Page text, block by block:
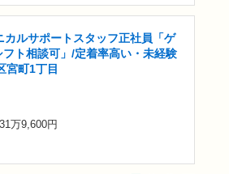
カルサポートスタッフ正社員「ゲ
ト相談可」/定着率高い・未経験
宮町1丁目
万9,600円